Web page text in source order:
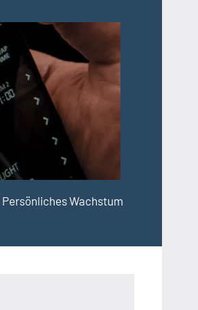
Persönliches Wachstum